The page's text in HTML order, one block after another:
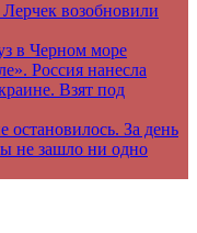
возобновили
в Черном море
Россия нанесла
Взят под
остановилось. За день
не зашло ни одно